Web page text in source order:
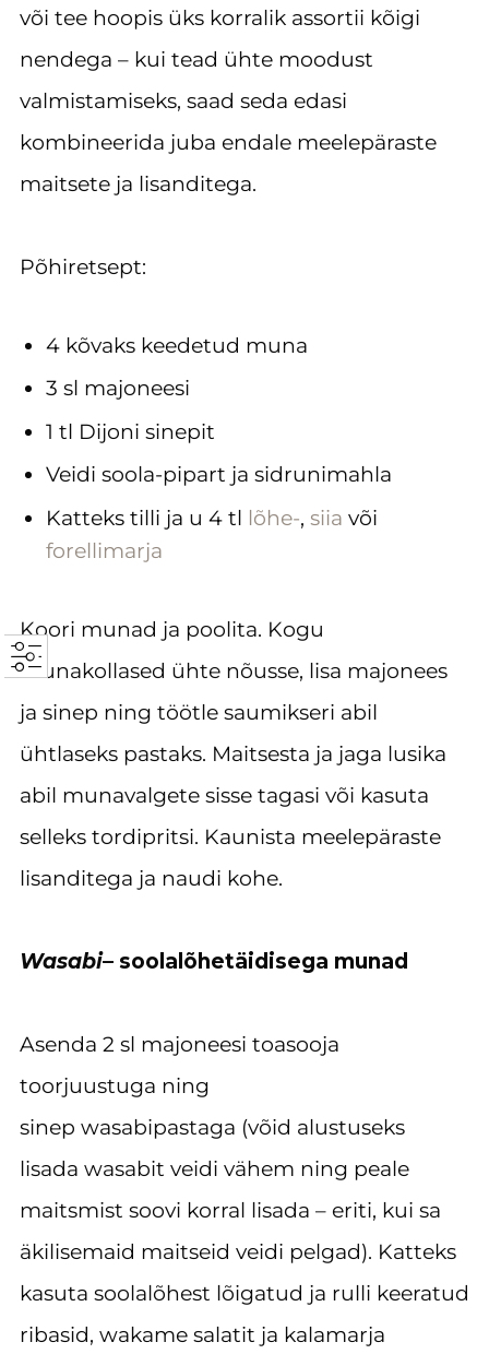
või tee hoopis üks korralik assortii kõigi
nendega – kui tead ühte moodust
valmistamiseks, saad seda edasi
kombineerida juba endale meelepäraste
maitsete ja lisanditega.
Põhiretsept:
4 kõvaks keedetud muna
3 sl majoneesi
1 tl Dijoni sinepit
Veidi soola-pipart ja sidrunimahla
Katteks tilli ja u 4 tl lõhe-, siia või
forellimarja
Koori munad ja poolita. Kogu
munakollased ühte nõusse, lisa majonees
ja sinep ning töötle saumikseri abil
ühtlaseks pastaks. Maitsesta ja jaga lusika
abil munavalgete sisse tagasi või kasuta
selleks tordipritsi. Kaunista meelepäraste
lisanditega ja naudi kohe.
Wasabi– soolalõhetäidisega munad
Asenda 2 sl majoneesi toasooja
toorjuustuga ning
sinep wasabipastaga (võid alustuseks
lisada wasabit veidi vähem ning peale
maitsmist soovi korral lisada – eriti, kui sa
äkilisemaid maitseid veidi pelgad). Katteks
kasuta soolalõhest lõigatud ja rulli keeratud
ribasid, wakame salatit ja kalamarja